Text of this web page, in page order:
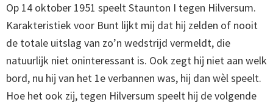
Op 14 oktober 1951 speelt Staunton I tegen Hilversum.
Karakteristiek voor Bunt lijkt mij dat hij zelden of nooit
de totale uitslag van zo’n wedstrijd vermeldt, die
natuurlijk niet oninteressant is. Ook zegt hij niet aan welk
bord, nu hij van het 1e verbannen was, hij dan wèl speelt.
Hoe het ook zij, tegen Hilversum speelt hij de volgende